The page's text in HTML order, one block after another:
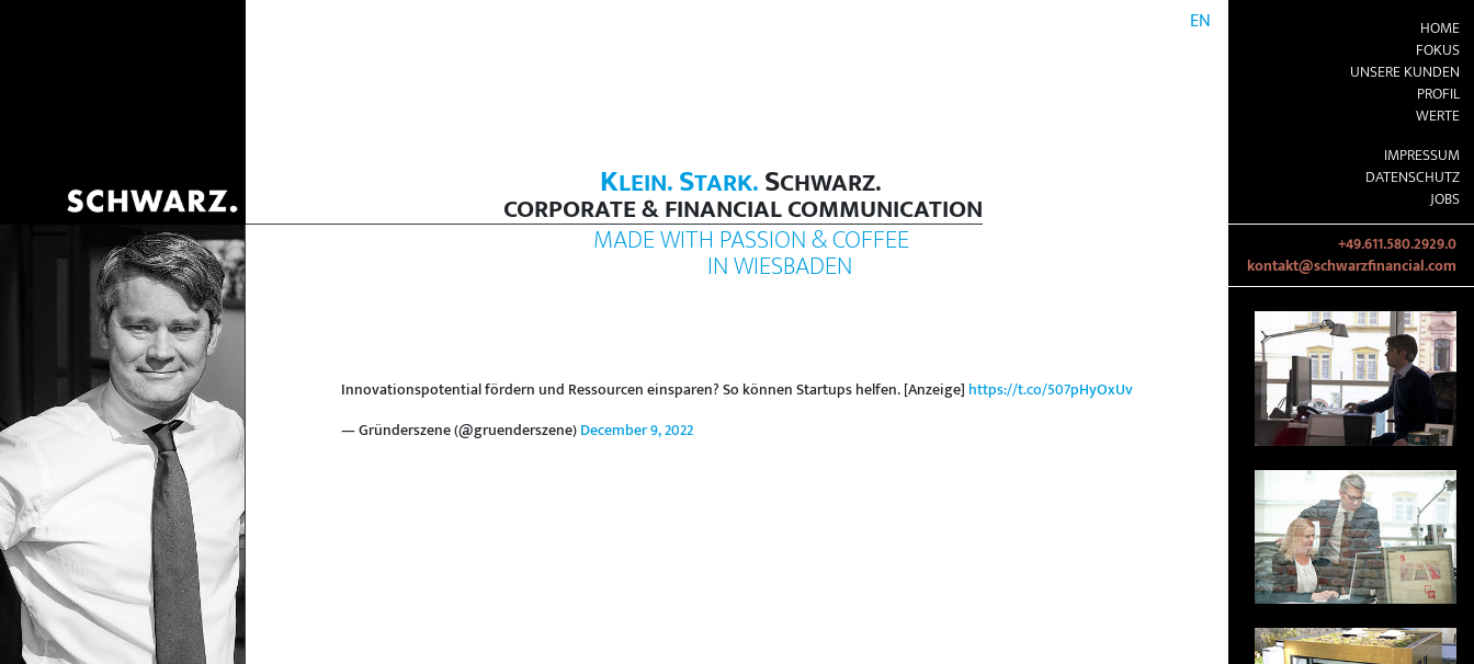
KLEIN.STARK.SCHWARZ.
CORPORATE & FINANCIAL COMMUNICATION
EN
HOME
FOKUS
UNSERE KUNDEN
PROFIL
WERTE
IMPRESSUM
DATENSCHUTZ
JOBS
MADE WITH PASSION & COFFEE
IN WIESBADEN
Innovationspotential fördern und Ressourcen einsparen? So können Startups helfen. [Anzeige] https://t.co/507pHyOxUv
— Gründerszene (@gruenderszene)December 9, 2022
+49.611.580.2929.0
kontakt@schwarzfinancial.com